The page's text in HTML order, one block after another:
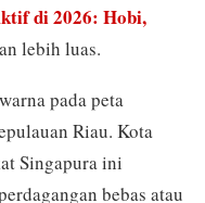
di 2026: Hobi,
lebih luas.
pada peta
Riau. Kota
Singapura ini
bebas atau